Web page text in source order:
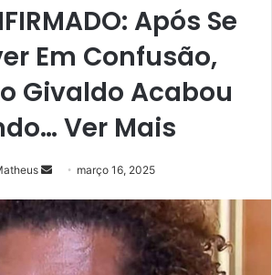
Após Se
Em Confusão,
Givaldo Acabou
Ver Mais
Mande
mail
março 16, 2025